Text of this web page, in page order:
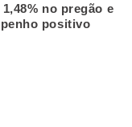
no pregão e
positivo